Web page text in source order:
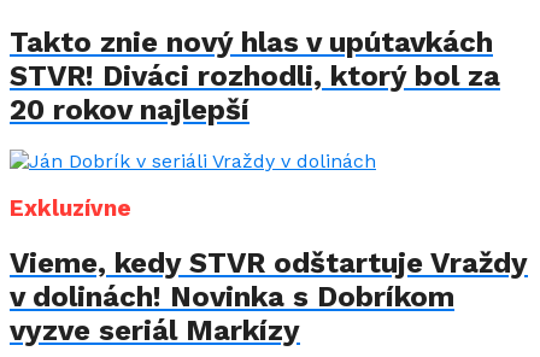
Takto znie nový hlas v upútavkách
STVR! Diváci rozhodli, ktorý bol za
20 rokov najlepší
Exkluzívne
Vieme, kedy STVR odštartuje Vraždy
v dolinách! Novinka s Dobríkom
vyzve seriál Markízy